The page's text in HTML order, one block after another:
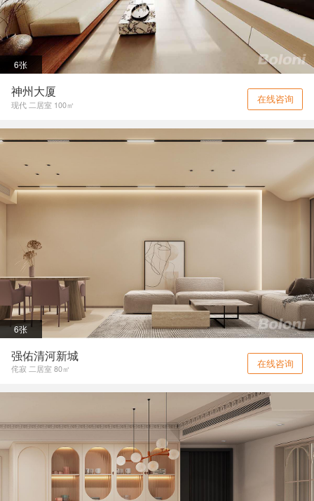
6张
神州大厦
现代 二居室 100㎡ 在线咨询
6张
强佑清河新城
侘寂 二居室 80㎡ 在线咨询